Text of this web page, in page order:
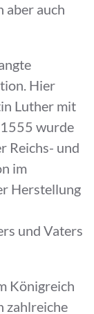
aber auch
Hier
Luther mit
wurde
Reichs- und
im
Herstellung
und Vaters
Königreich
zahlreiche